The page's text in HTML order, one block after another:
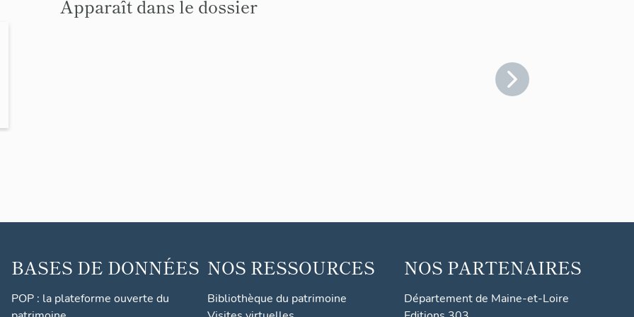
Apparaît dans le dossier
BASES DE DONNÉES
POP : la plateforme ouverte du
NOS RESSOURCES
Bibliothèque du patrimoine
NOS PARTENAIRES
Département de Maine-et-Loire